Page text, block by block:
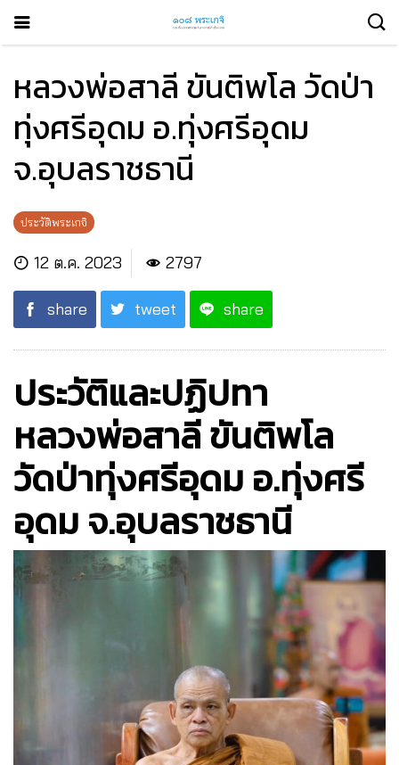
หลวงพ่อสาลี ขันติพโล วัดป่า
ทุ่งศรีอุดม อ.ทุ่งศรีอุดม
จ.อุบลราชธานี
ประวัติพระเกจิ
12 ต.ค. 2023 2797
share tweet share
ประวัติและปฏิปทา
หลวงพ่อสาลี ขันติพโล
วัดป่าทุ่งศรีอุดม อ.ทุ่งศรี
อุดม จ.อุบลราชธานี